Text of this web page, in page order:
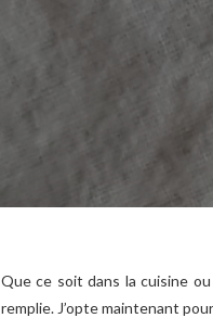
Que ce soit dans la cuisine
remplie. J’opte maintenant